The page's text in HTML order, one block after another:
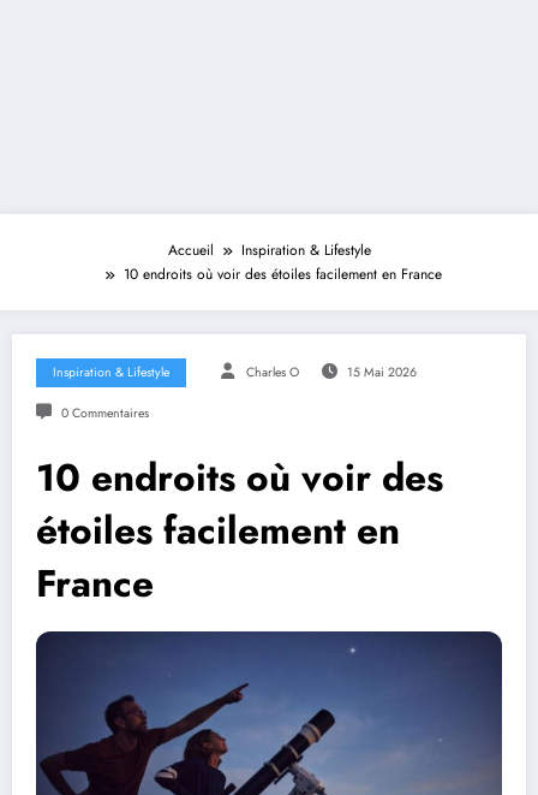
Accueil
Inspiration & Lifestyle
10 endroits où voir des étoiles facilement en France
Inspiration & Lifestyle Charles O 15 Mai 2026
0 Commentaires
10 endroits où voir des
étoiles facilement en
France